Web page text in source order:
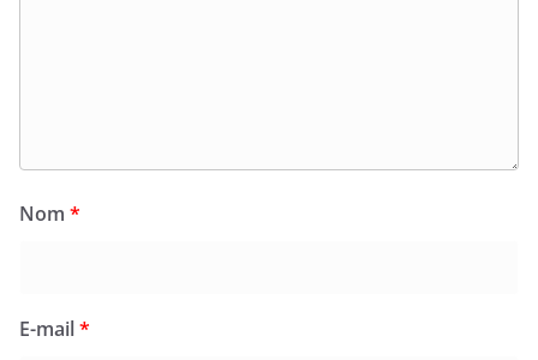
Nom *
E-mail*